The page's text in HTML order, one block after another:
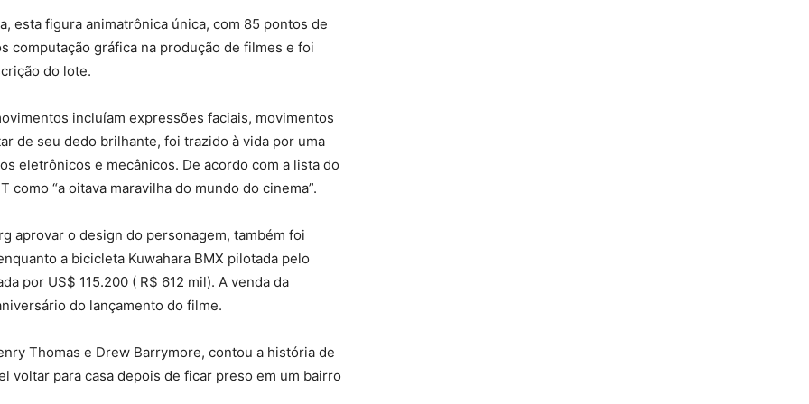
esta figura animatrônica única, com 85 pontos de
computação gráfica na produção de filmes e foi
do lote.
incluíam expressões faciais, movimentos
de seu dedo brilhante, foi trazido à vida por uma
eletrônicos e mecânicos. De acordo com a lista do
“a oitava maravilha do mundo do cinema”.
aprovar o design do personagem, também foi
a bicicleta Kuwahara BMX pilotada pelo
por US$ 115.200 ( R$ 612 mil). A venda da
do lançamento do filme.
Thomas e Drew Barrymore, contou a história de
voltar para casa depois de ficar preso em um bairro